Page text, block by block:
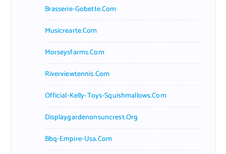
Brasserie-Gobette.com
Musicrearte.com
Morseysfarms.com
Riverviewtennis.com
Official-Kelly-Toys-Squishmallows.com
Displaygardenonsuncrest.org
Bbq-Empire-Usa.com